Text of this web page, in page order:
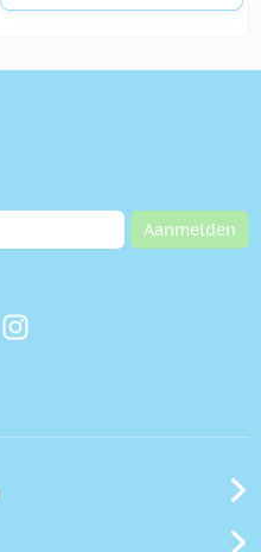
Aanmelden